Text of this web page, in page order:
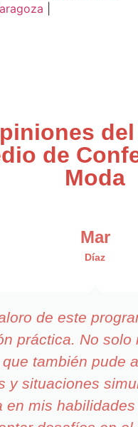
de
Moda
de este
práctica. No solo
también pude
y situaciones
en mis
Mar
Díaz